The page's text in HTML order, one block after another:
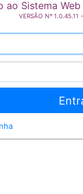
VERSÃO Nº
ao Sistema